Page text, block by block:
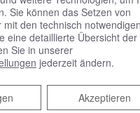
Sie können das Setzen von
den technisch notwendigen
eine detaillierte Übersicht der
Sie in unserer
jederzeit ändern.
Akzeptieren